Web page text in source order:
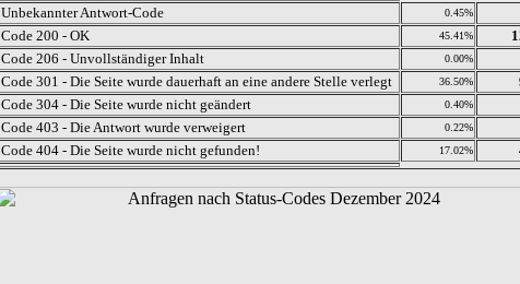
Unbekannter Antwort-Code
0.45%
Code 200 - OK 45.41%
Code 206 - Unvollständiger Inhalt
0.00%
Code 301 - Die Seite wurde dauerhaft an eine andere Stelle verlegt 36.50%
Code 304 - Die Seite wurde nicht geändert
0.40%
Code 403 - Die Antwort wurde verweigert 0.22%
Code 404 - Die Seite wurde nicht gefunden! 17.02%